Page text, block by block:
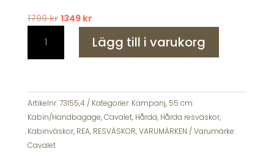
1799kr Det
var:
1349 krDet
priset
är:
Svarte
Kabinväska
Resväska
4
hjul
mängd
Lägg till i varukorg
Artikelnr:73155,4 Kategorier: Kampanj, 55 cm
Kabin/Handbagage,Cavalet, Hårda, Hårda resväskor,
Kabinväskor, REA, RESVÄSKOR,VARUMÄRKEN
Varumärke:
Cavalet